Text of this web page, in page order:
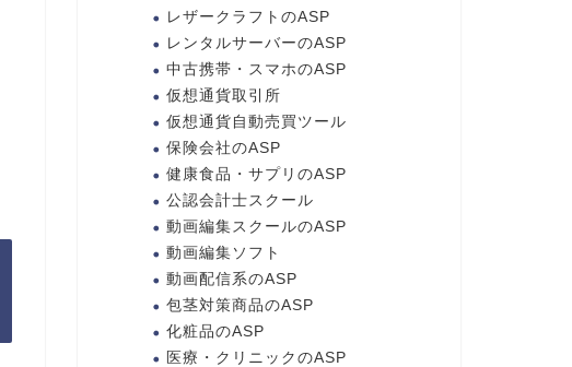
レザークラフトのASP
レンタルサーバーのASP
中古携帯・スマホのASP
仮想通貨取引所
仮想通貨自動売買ツール
保険会社のASP
健康食品・サプリのASP
公認会計士スクール
動画編集スクールのASP
動画編集ソフト
動画配信系のASP
包茎対策商品のASP
化粧品のASP
医療・クリニックのASP